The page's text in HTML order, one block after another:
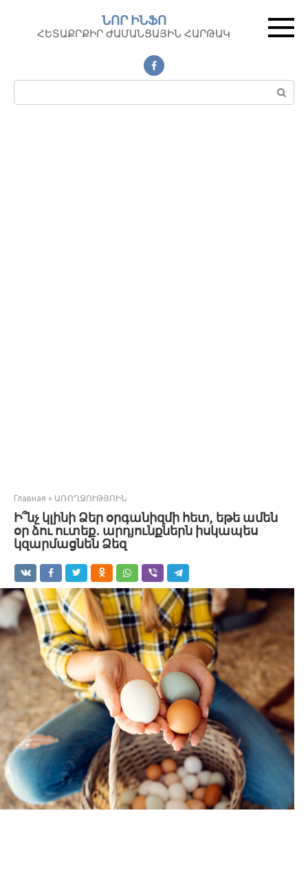
контенту
ՆՈՐ ԻՆՖՈ
ՀԵՏԱՔՐՔԻՐ ԺԱՄԱՆՑԱՅԻՆ ՀԱՐԹԱԿ
Поиск:
Главная » ԱՌՈՂՋՈՒԹՅՈԻՆ
Ի՞նչ կլինի Ձեր օրգանիզմի հետ, եթե ամեն
օր ձու ուտեք․ արդյունքներն իսկապես
կզարմացնեն Ձեզ